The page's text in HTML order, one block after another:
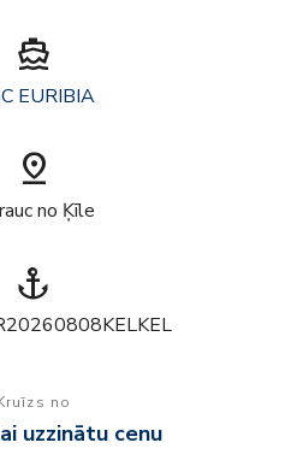
directions_boat
EURIBIA
pin_drop
no Ķīle
anchor
no
uzzinātu cenu